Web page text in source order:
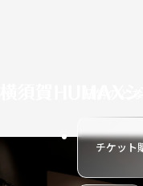
チケット